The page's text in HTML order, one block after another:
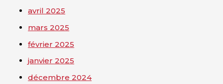
avril 2025
mars 2025
février 2025
janvier 2025
décembre 2024